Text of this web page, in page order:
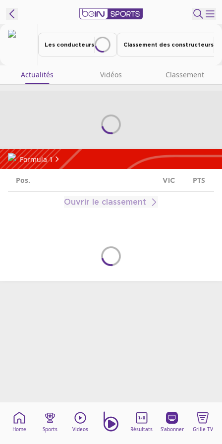
CONNECT
Edition
France
Gérer les
notifications
Contactez nous
Grille TV
beINSPIRED
Protection des données
Paramétrer mon consentement
Les conducteurs Classement des constructeurs
Actualités Vidéos Classement
Formula 1
Pos. VIC PTS
Ouvrir le classement
Home Sports Videos Résultats S'abonner Grille TV